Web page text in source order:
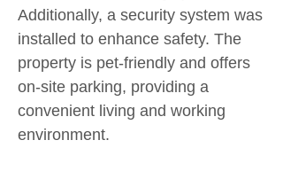
Additionally, a security system was
installed to enhance safety. The
property is pet-friendly and offers
on-site parking, providing a
convenient living and working
environment.